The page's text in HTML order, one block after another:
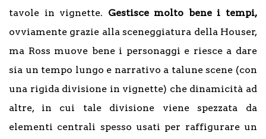
tavole in vignette. Gestisce molto bene i tempi,
ovviamente grazie alla sceneggiatura della Houser,
ma Ross muove bene i personaggi e riesce a dare
sia un tempo lungo e narrativo a talune scene (con
una rigida divisione in vignette) che dinamicità ad
altre, in cui tale divisione viene spezzata da
elementi centrali spesso usati per raffigurare un